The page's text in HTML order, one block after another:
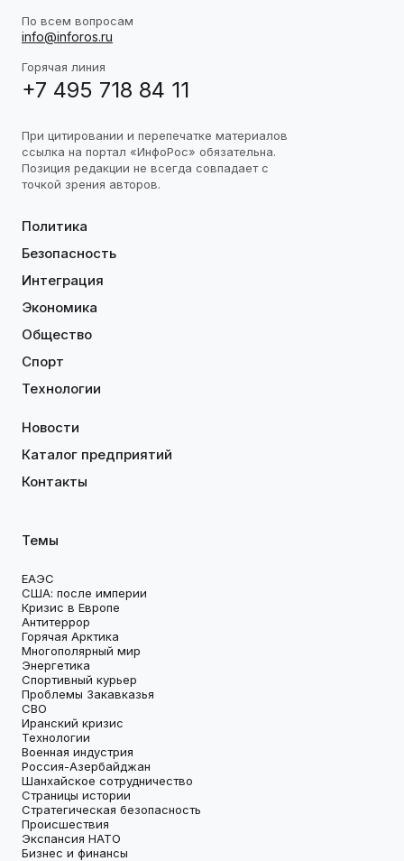
По всем вопросам
info@inforos.ru
Горячая линия
+7 495 718 84 11
При цитировании и перепечатке материалов
ссылка на портал «ИнфоРос» обязательна.
Позиция редакции не всегда совпадает с
точкой зрения авторов.
Политика
Безопасность
Интеграция
Экономика
Общество
Спорт
Технологии
Новости
Каталог предприятий
Контакты
Темы
ЕАЭС
США: после империи
Кризис в Европе
Антитеррор
Горячая Арктика
Многополярный мир
Энергетика
Спортивный курьер
Проблемы Закавказья
СВО
Иранский кризис
Технологии
Военная индустрия
Россия-Азербайджан
Шанхайское сотрудничество
Страницы истории
Стратегическая безопасность
Происшествия
Экспансия НАТО
Бизнес и финансы